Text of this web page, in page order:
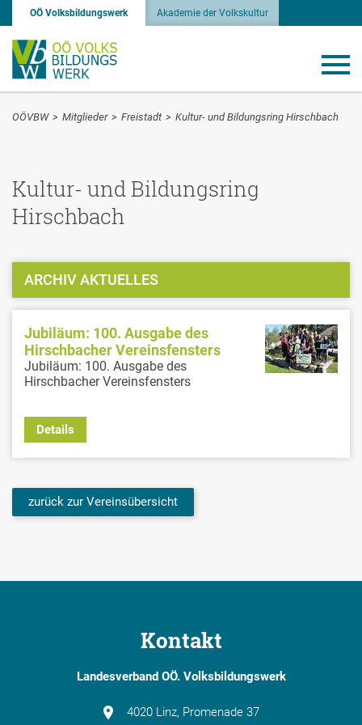
OÖ Volksbildungswerk Akademie der Volkskultur
OÖVBW > Mitglieder > Freistadt > Kultur- und Bildungsring Hirschbach
Kultur- und Bildungsring
Hirschbach
ARCHIV AKTUELLES
Jubiläum: 100. Ausgabe des
Hirschbacher Vereinsfensters
Jubiläum: 100. Ausgabe des
Hirschbacher Vereinsfensters
Details
zurück zur Vereinsübersicht
Kontakt
Landesverband OÖ. Volksbildungswerk
4020 Linz, Promenade 37